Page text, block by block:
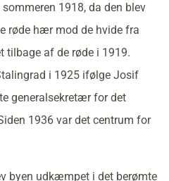
1918, da den blev
røde hær mod de hvide fra
tilbage af de røde i 1919.
i 1925 ifølge Josif
generalsekretær for det
1936 var det centrum for
byen udkæmpet i det berømte